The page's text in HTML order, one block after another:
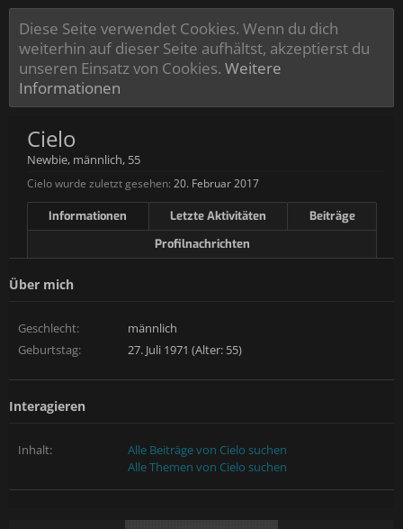
Diese Seite verwendet Cookies. Wenn du dich
weiterhin auf dieser Seite aufhältst, akzeptierst du
unseren Einsatz von Cookies. Weitere
Informationen
Cielo
Newbie, männlich, 55
Cielo wurde zuletzt gesehen: 20. Februar 2017
Informationen Letzte Aktivitäten
Beiträge
Profilnachrichten
Über mich
Geschlecht:
männlich
Geburtstag:
27. Juli 1971 (Alter: 55)
Interagieren
Inhalt:
Alle Beiträge von Cielo suchen
Alle Themen von Cielo suchen